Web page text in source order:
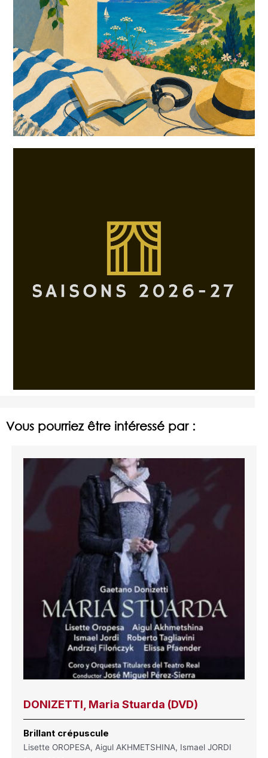
Vous pourriez être intéressé par :
DONIZETTI, Maria Stuarda (DVD)
Brillant crépuscule
Lisette OROPESA, Aigul AKHMETSHINA, Ismael JORDI